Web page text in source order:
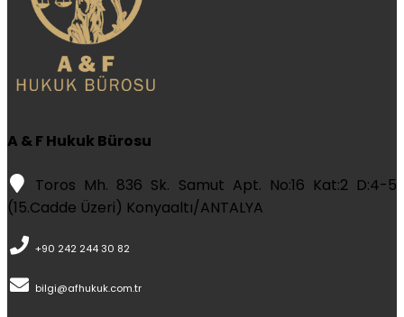
A & F Hukuk Bürosu
Toros Mh. 836 Sk. Samut Apt. No:16 Kat:2 D:4-5
(15.Cadde Üzeri) Konyaaltı/ANTALYA
+90 242 244 30 82
bilgi@afhukuk.com.tr